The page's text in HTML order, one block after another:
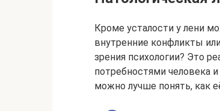
Кроме усталости у лени
внутренние конфликты
зрения психологии? Это
потребностями человека
можно лучше понять, как